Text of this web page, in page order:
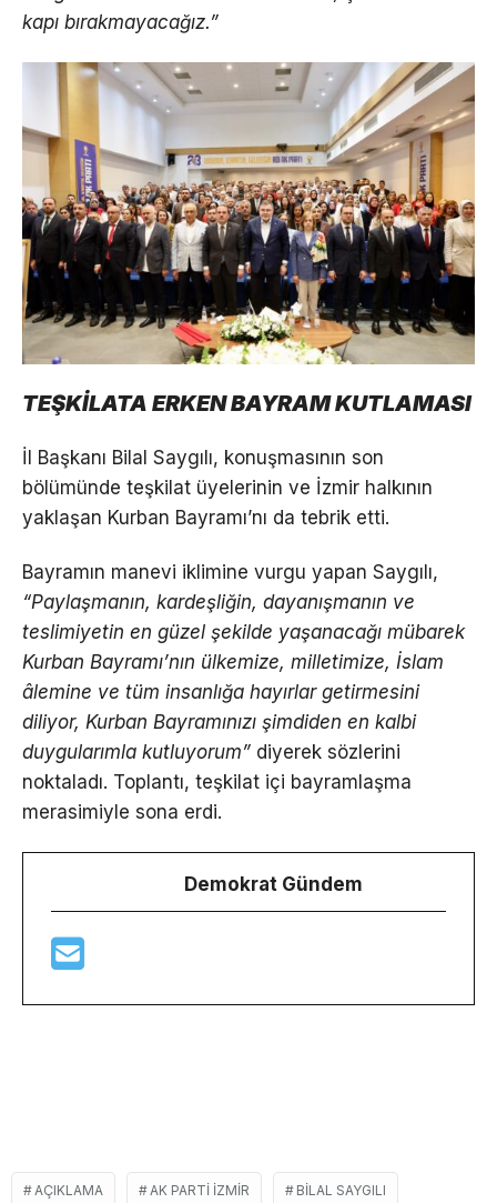
kapı bırakmayacağız.”
TEŞKİLATA ERKEN BAYRAM KUTLAMASI
İl Başkanı Bilal Saygılı, konuşmasının son
bölümünde teşkilat üyelerinin ve İzmir halkının
yaklaşan Kurban Bayramı’nı da tebrik etti.
Bayramın manevi iklimine vurgu yapan Saygılı,
“Paylaşmanın, kardeşliğin, dayanışmanın ve
teslimiyetin en güzel şekilde yaşanacağı mübarek
Kurban Bayramı’nın ülkemize, milletimize, İslam
âlemine ve tüm insanlığa hayırlar getirmesini
diliyor, Kurban Bayramınızı şimdiden en kalbi
duygularımla kutluyorum” diyerek sözlerini
noktaladı. Toplantı, teşkilat içi bayramlaşma
merasimiyle sona erdi.
Demokrat Gündem
AÇIKLAMA AK PARTI İZMIR BILAL SAYGILI